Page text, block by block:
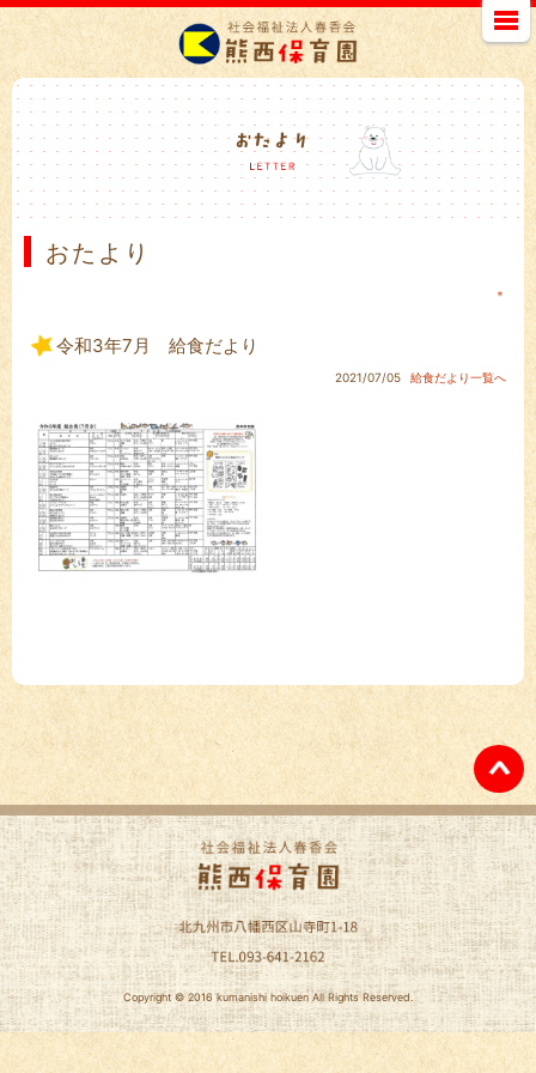
おたより
＊
令和3年7月 給食だより
2021/07/05 給食だより一覧へ
Copyright © 2016 kumanishi hoikuen All Rights Reserved.